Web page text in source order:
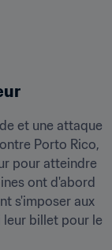
et une attaque
pour atteindre
ont d'abord
s'imposer aux
leur billet pour le